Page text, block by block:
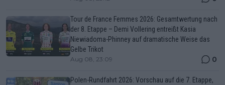
Tour de France Femmes 2026: Gesamtwertung nach
der 8. Etappe – Demi Vollering entreißt Kasia
Niewiadoma-Phinney auf dramatische Weise das
Gelbe Trikot
Aug 08, 23:09 0
Polen-Rundfahrt 2026: Vorschau auf die 7. Etappe,